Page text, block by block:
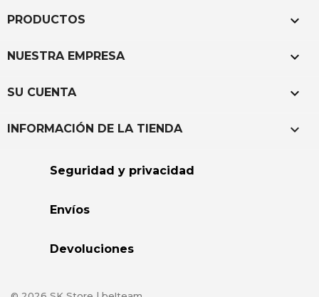
PRODUCTOS 
NUESTRA EMPRESA 
SU CUENTA 
INFORMACIÓN DE LA TIENDA keyboard_arrow_down
Seguridad y privacidad
Envíos
Devoluciones